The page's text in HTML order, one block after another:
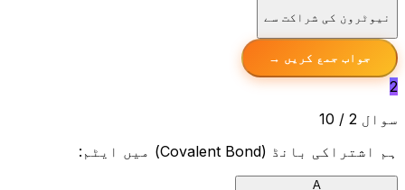
نیوٹرون کی شراکت سے
جواب جمع کریں →
2
سوال 2 / 10
ہم اشتراکی بانڈ (Covalent Bond) میں ایٹم:
A